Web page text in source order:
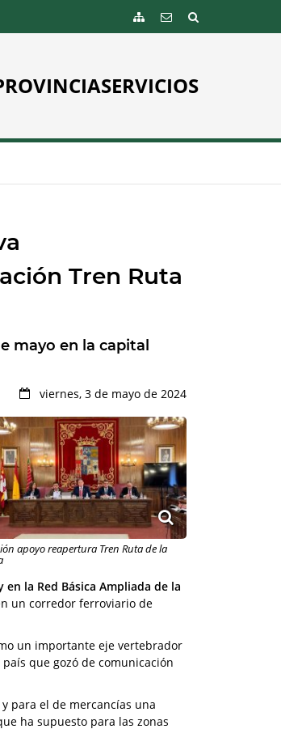
SERVICIOS
Tren Ruta
mayo en la capital
viernes, 3 de mayo de 2024
apoyo reapertura Tren Ruta de la
la Red Básica Ampliada de la
un corredor ferroviario de
un importante eje vertebrador
que gozó de comunicación
para el de mercancías una
ha supuesto para las zonas